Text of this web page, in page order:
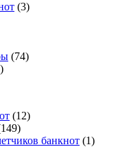
(3)
(74)
(12)
банкнот (1)